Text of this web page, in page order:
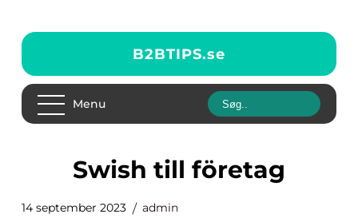
B2BTIPS.se
Menu
swish till företag
14 september 2023 admin